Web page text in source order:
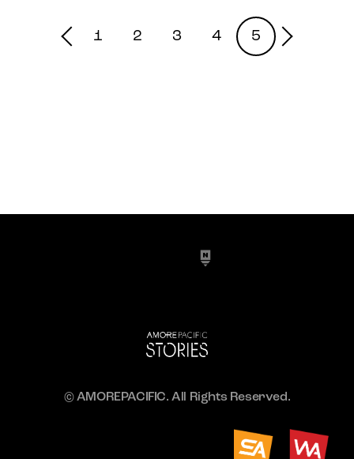
1 2 3 4 5
© AMOREPACIFIC. All Rights Reserved.